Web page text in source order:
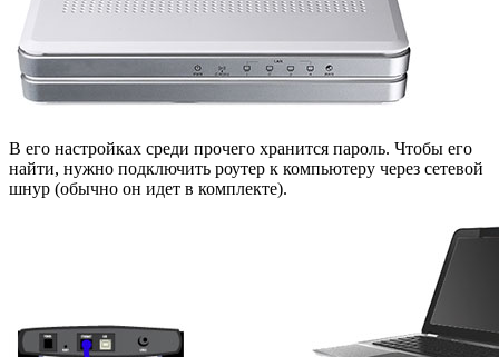
В его настройках среди прочего хранится пароль. Чтобы его
найти, нужно подключить роутер к компьютеру через сетевой
шнур (обычно он идет в комплекте).